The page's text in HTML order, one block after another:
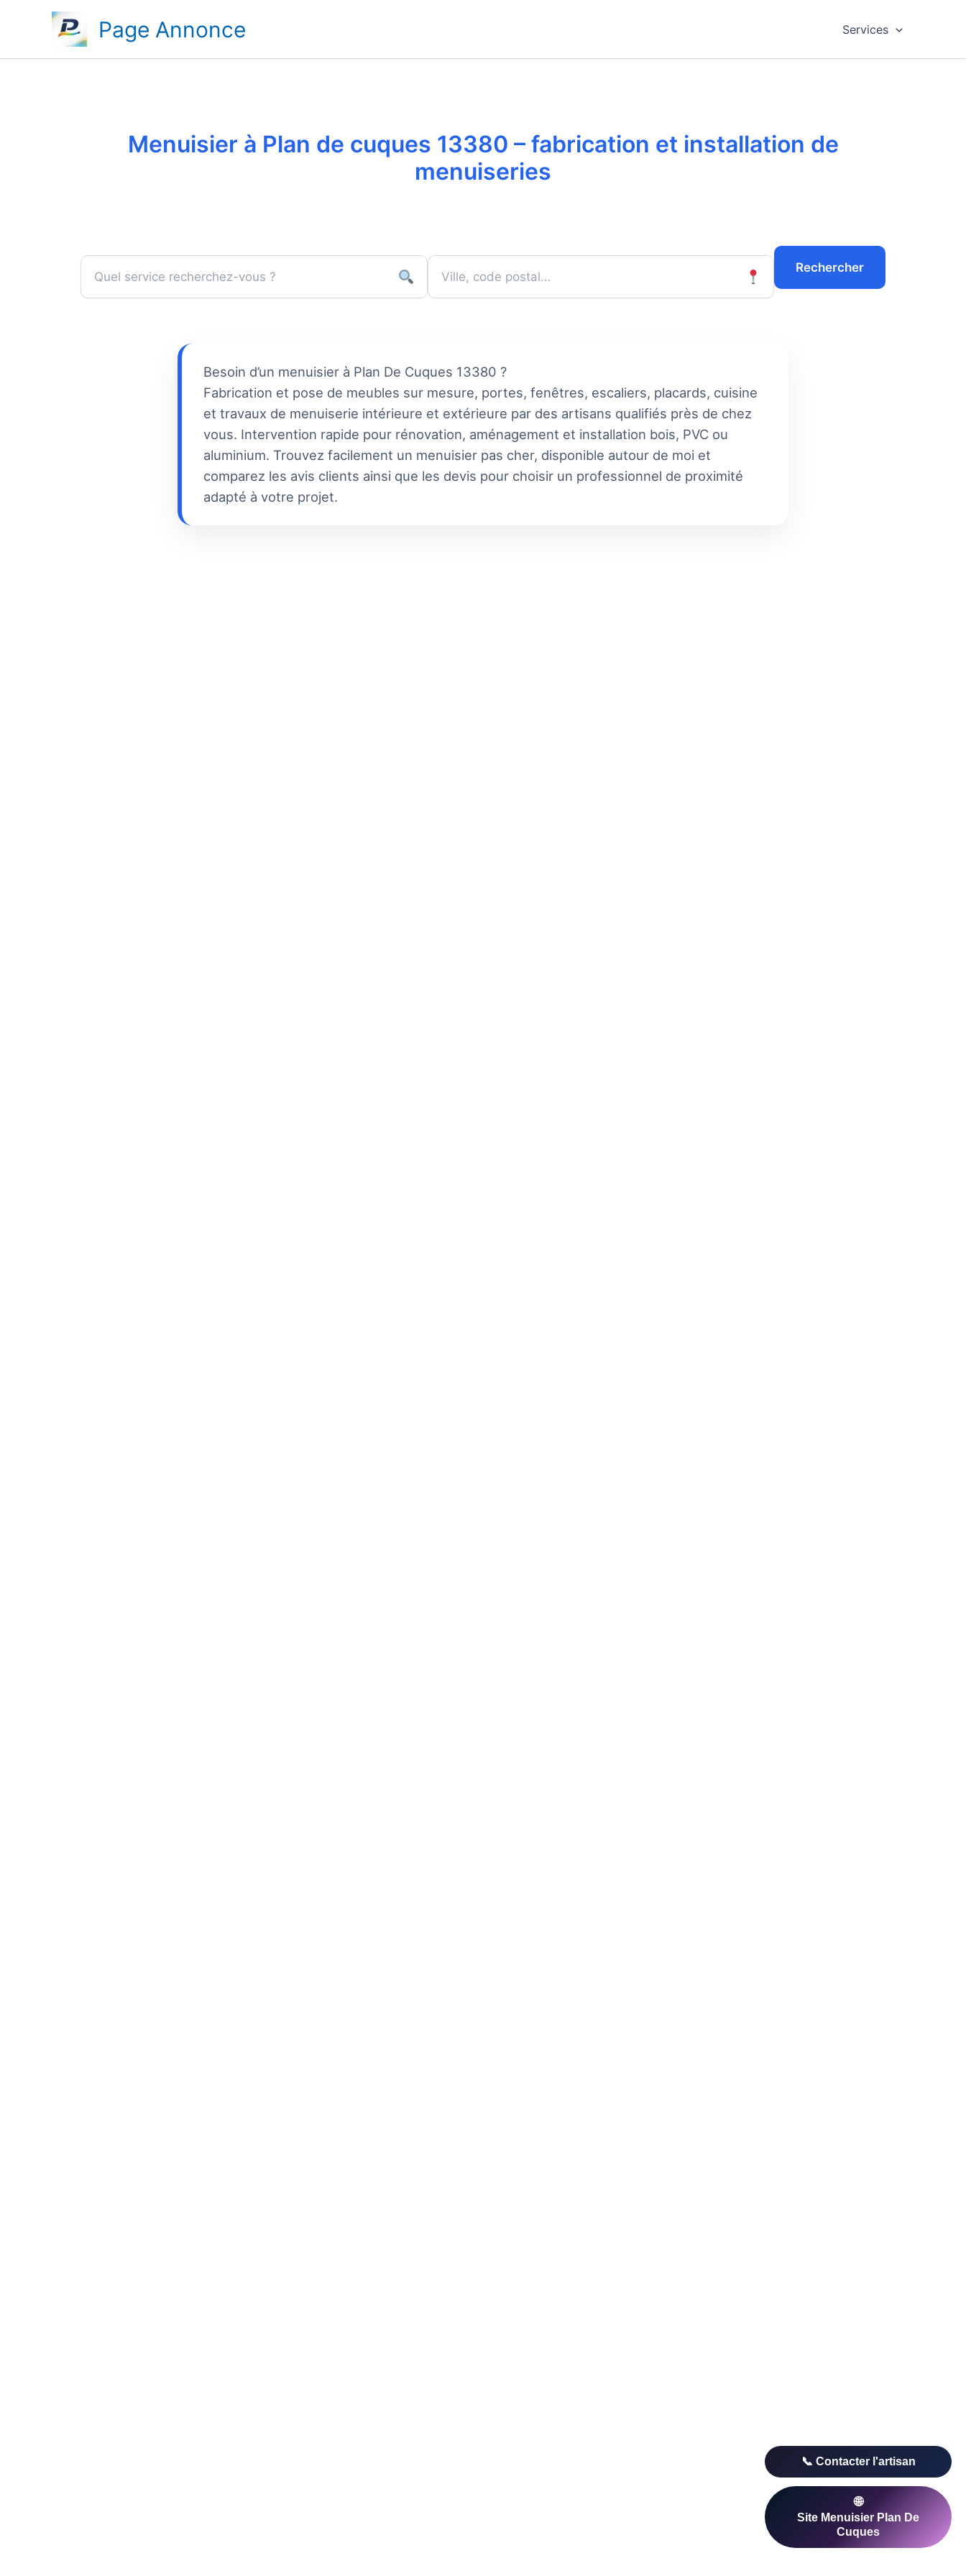
Page Annonce Services
Menuisier à Plan de cuques 13380 – fabrication et installation de
menuiseries
Rechercher
Besoin d’un menuisier à Plan De Cuques 13380 ?
Fabrication et pose de meubles sur mesure, portes, fenêtres, escaliers, placards, cuisine
et travaux de menuiserie intérieure et extérieure par des artisans qualifiés près de chez
vous. Intervention rapide pour rénovation, aménagement et installation bois, PVC ou
aluminium. Trouvez facilement un menuisier pas cher, disponible autour de moi et
comparez les avis clients ainsi que les devis pour choisir un professionnel de proximité
adapté à votre projet.